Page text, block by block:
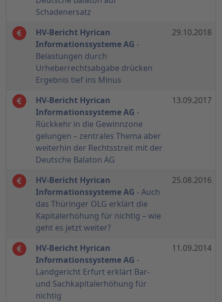
Schadenersatz
HV-Bericht Hyrican
Informationssysteme AG -
Belastungen durch
Urheberrechtsabgabe drücken
Ergebnis tief ins Minus
29.10.2018
HV-Bericht Hyrican
Informationssysteme AG -
Rückkehr in die Gewinnzone
gelungen – zentrales Thema aber
weiterhin der Rechtsstreit mit der
Deutsche Balaton AG
13.09.2017
HV-Bericht Hyrican
Informationssysteme AG - Auch
das Thüringer OLG erklärt die
Kapitalerhöhung für nichtig – wie
geht es jetzt weiter?
25.08.2016
HV-Bericht Hyrican
Informationssysteme AG -
Landgericht Erfurt erklärt Bar-
und Sachkapitalerhöhung für
nichtig
11.09.2014